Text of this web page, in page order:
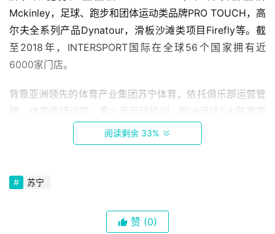
Mckinley，足球、跑步和团体运动类品牌PRO TOUCH，高
尔夫全系列产品Dynatour，滑板沙滩类项目Firefly等。截
至2018年，INTERSPORT国际在全球56个国家拥有近
6000家门店。
背靠亚洲领先的体育产业集团苏宁体育，依托俱乐部运营管
理、体育传媒运营、青少年足球培训、欧洲足球5大联赛等
体育赛事独家版权经营、全品类电子商务平台、体育地产开
发等体育全产业链生态圈，苏宁体育零售为消费者提供品类
双方战略合作，将进一步推动INTERSPORT国际在中国业务
快速发展，助力苏宁体育成长为新型多品类专业运动综合服
务平台，为中国体育零售市场注入新活力。
阅读剩余 33%
苏宁
赞 (0)